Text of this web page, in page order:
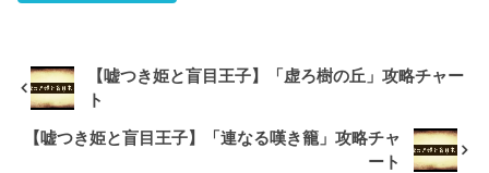
【嘘つき姫と盲目王子】「虚ろ樹の丘」攻略チャー
ト
【嘘つき姫と盲目王子】「連なる嘆き籠」攻略チャ
ート